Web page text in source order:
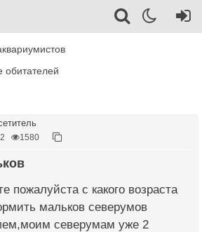
обитателей
1580
пожалуйста с какого возраста
мальков северумов
северумам уже 2